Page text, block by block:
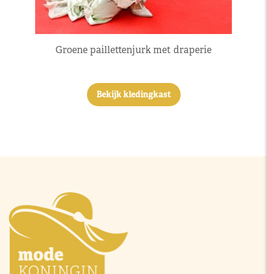
Groene paillettenjurk met draperie
Bekijk kledingkast